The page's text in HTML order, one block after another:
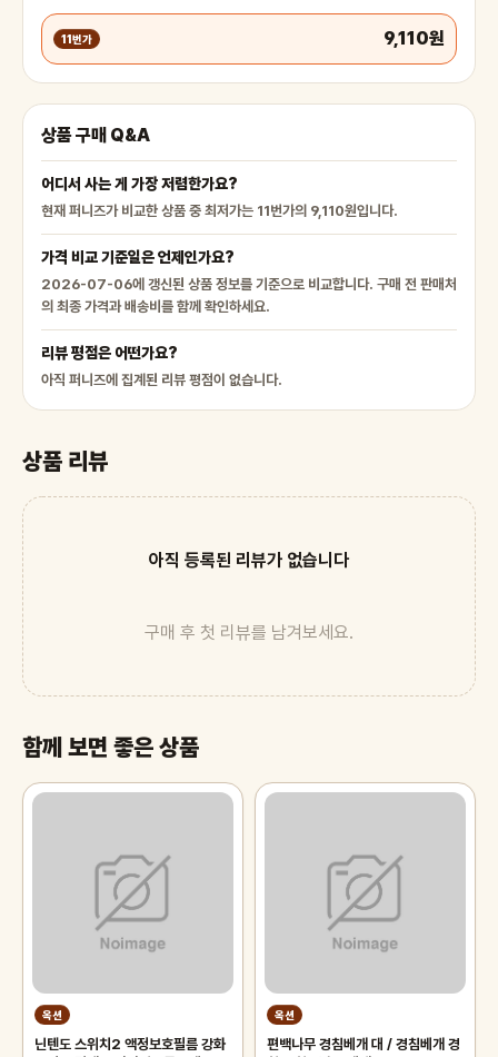
11번가 9,110원
상품 구매 Q&A
어디서 사는 게 가장 저렴한가요?
현재 퍼니즈가 비교한 상품 중 최저가는 11번가의 9,110원입니다.
가격 비교 기준일은 언제인가요?
2026-07-06에 갱신된 상품 정보를 기준으로 비교합니다. 구매 전 판매처
의 최종 가격과 배송비를 함께 확인하세요.
리뷰 평점은 어떤가요?
아직 퍼니즈에 집계된 리뷰 평점이 없습니다.
상품 리뷰
아직 등록된 리뷰가 없습니다
구매 후 첫 리뷰를 남겨보세요.
함께 보면 좋은 상품
옥션
닌텐도 스위치2 액정보호필름 강화
옥션
편백나무 경침베개 대 / 경침베개 경